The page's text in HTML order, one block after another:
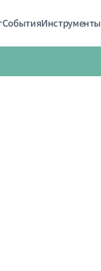
СобытияИнструменты